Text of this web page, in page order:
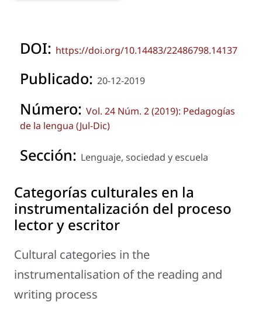
DOI: https://doi.org/10.14483/22486798.14137
Publicado: 20-12-2019
Número: Vol. 24 Núm. 2 (2019): Pedagogías
de la lengua (Jul-Dic)
Sección: Lenguaje, sociedad y escuela
Categorías culturales en la
instrumentalización del proceso
lector y escritor
Cultural categories in the
instrumentalisation of the reading and
writing process